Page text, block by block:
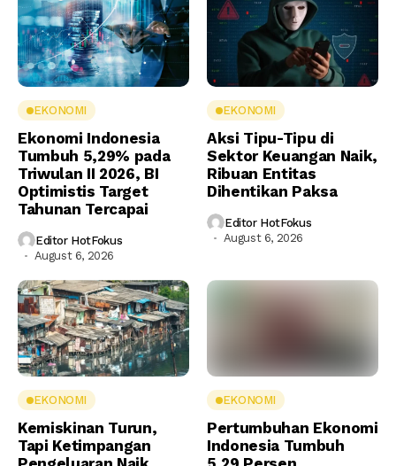
EKONOMI
Ekonomi Indonesia
Tumbuh 5,29% pada
Triwulan II 2026, BI
Optimistis Target
Tahunan Tercapai
Editor HotFokus
August 6, 2026
EKONOMI
Aksi Tipu-Tipu di
Sektor Keuangan Naik,
Ribuan Entitas
Dihentikan Paksa
Editor HotFokus
August 6, 2026
EKONOMI
Kemiskinan Turun,
Tapi Ketimpangan
EKONOMI
Pertumbuhan Ekonomi
Indonesia Tumbuh